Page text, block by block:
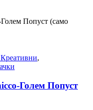
,
Голем Попуст